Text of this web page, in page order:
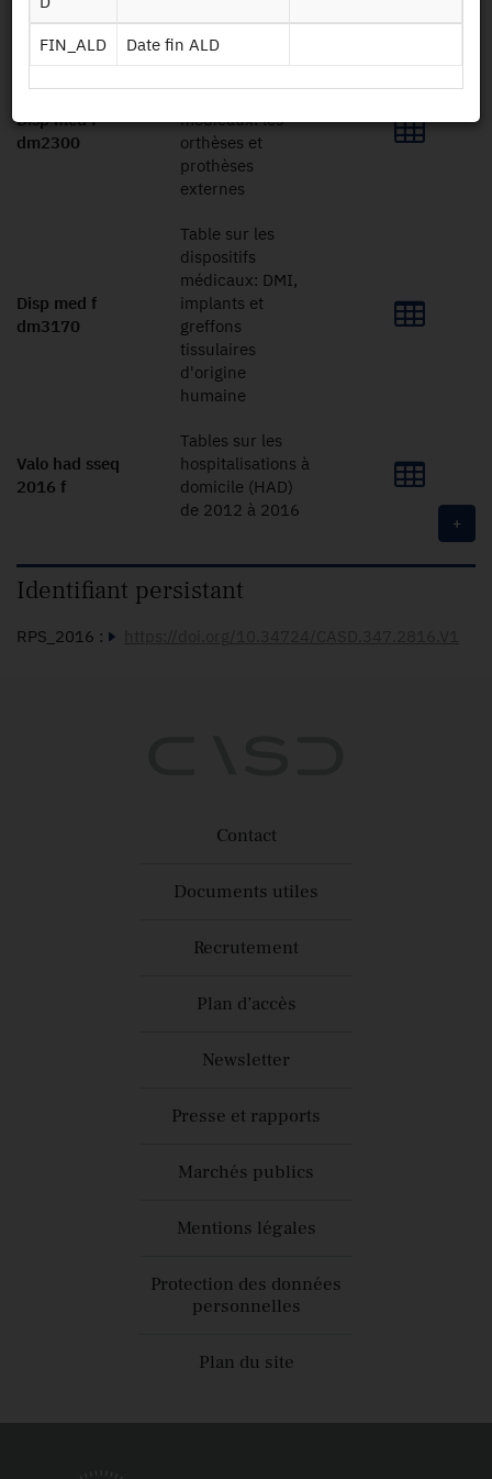
détails
Disp med f
dm2300
dispositifs
médicaux: les
orthèses et
prothèses
externes
Disp med f
dm3170
Table sur les
dispositifs
médicaux: DMI,
implants et
greffons
tissulaires
d'origine
humaine
Valo had sseq
2016 f
Tables sur les
hospitalisations à
domicile (HAD)
de 2012 à 2016
+
FIN_ALD Date fin ALD
Identifiant persistant
RPS_2016 :
Contact
Documents utiles
Recrutement
Plan d’accès
Newsletter
Presse et rapports
Marchés publics
Mentions légales
Protection des données
personnelles
Plan du site